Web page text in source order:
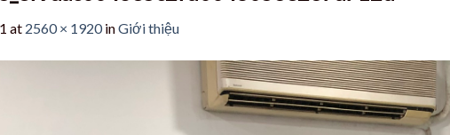
at 2560 × 1920inGiới thiệu